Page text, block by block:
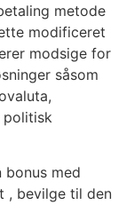
metode
modificeret
modsige for
såsom
bonus med
, bevilge til den